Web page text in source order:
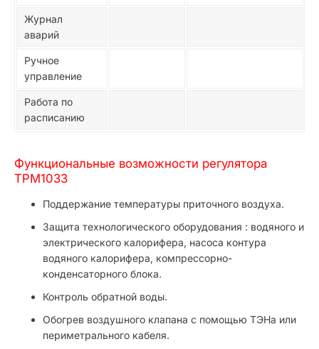
Журнал
аварий
Ручное
управление
Работа по
расписанию
Функциональные возможности регулятора
ТРМ1033
Поддержание температуры приточного воздуха.
Защита технологического оборудования : водяного и
электрического калорифера, насоса контура
водяного калорифера, компрессорно-
конденсаторного блока.
Контроль обратной воды.
Обогрев воздушного клапана с помощью ТЭНа или
периметрального кабеля.